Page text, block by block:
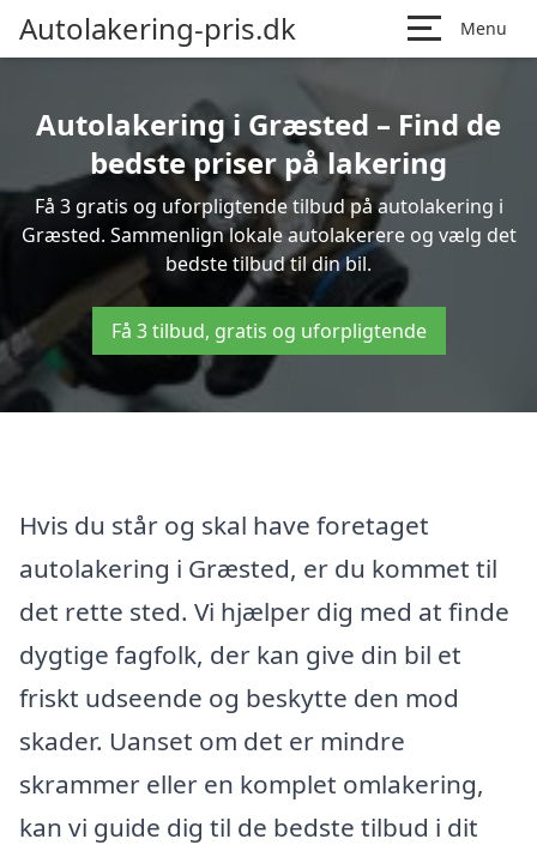
Autolakering-pris.dk Menu
Autolakering i Græsted – Find de
bedste priser på lakering
Få 3 gratis og uforpligtende tilbud på autolakering i
Græsted. Sammenlign lokale autolakerere og vælg det
bedste tilbud til din bil.
Få 3 tilbud, gratis og uforpligtende
Hvis du står og skal have foretaget
autolakering i Græsted, er du kommet til
det rette sted. Vi hjælper dig med at finde
dygtige fagfolk, der kan give din bil et
friskt udseende og beskytte den mod
skader. Uanset om det er mindre
skrammer eller en komplet omlakering,
kan vi guide dig til de bedste tilbud i dit